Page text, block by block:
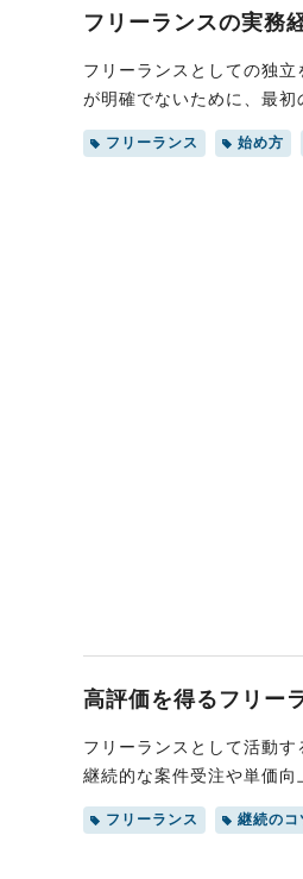
フリーランスの実務
フリーランスとしての独
が明確でないために、最初
義から、クライアントが
ール方法も紹介するので、
フリーランス 始め方
高評価を得るフリー
フリーランスとして活動
継続的な案件受注や単価向
トから「またこの人と仕
具体的な方法と、避けるべ
フリーランス 継続のコ